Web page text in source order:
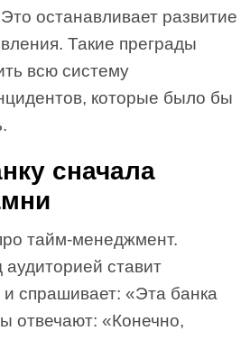
останавливает развитие
Такие преграды
всю систему
которые было бы
сначала
тайм-менеджмент.
ставит
и спрашивает: «Эта банка
отвечают: «Конечно,